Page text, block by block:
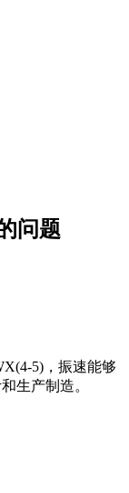
问题
5)，振速能够
生产制造。